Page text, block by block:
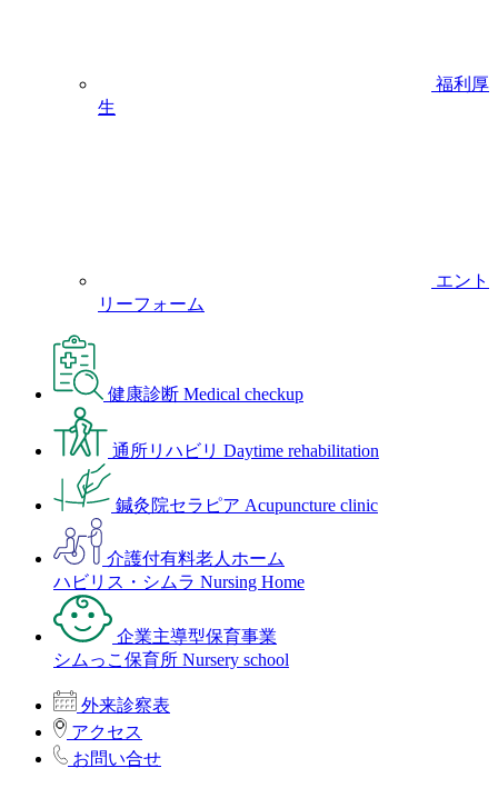
福利厚
生
エント
リーフォーム
健康診断 Medical checkup
通所リハビリ Daytime rehabilitation
鍼灸院セラピア Acupuncture clinic
介護付有料老人ホーム
ハビリス・シムラ Nursing Home
企業主導型保育事業
シムっこ保育所 Nursery school
外来診察表
アクセス
お問い合せ